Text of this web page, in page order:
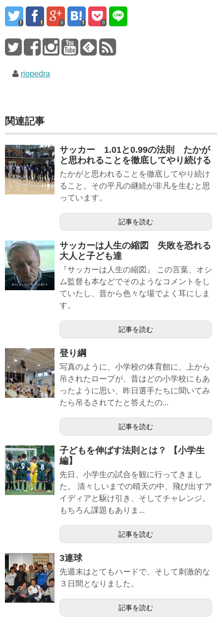
0 0
riopedra
関連記事
サッカー 1.01と0.99の法則 たかが
と思われることを徹底してやり続ける
たかがと思われることを徹底してやり続け
ること。その平凡の継続が非凡を生むと思
っています。
記事を読む
サッカーは人生の縮図 失敗を恐れる
大人と子ども達
『サッカーは人生の縮図』 この言葉、オシ
ム監督も本などでそのようなコメントをし
ていたし、昔から色々な場でよく耳にしま
す。
記事を読む
登り綱
写真のように、小学校の体育館に、上から
吊されたロープが、昔はどの小学校にもあ
ったように思い、昨日選手たちに聞いてみ
たら吊るされてたと答えたの...
記事を読む
子どもを伸ばす法則とは？ 【小学生
編】
先日、小学生の試合を観に行ってきまし
た。 清々しいまでの晴天の中、飛び出すア
イディアと駆け引き、そしてチャレンジ。
もちろん課題もありま...
記事を読む
3連球
先週末はとてもハードで、そして刺激的な
３日間となりました。
記事を読む